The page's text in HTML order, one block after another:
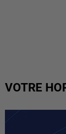
VOTRE